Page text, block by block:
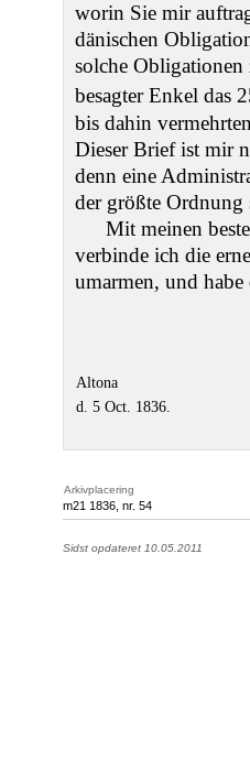
worin Sie mir
dänischen
solche
besagter Enkel das
bis dahin
Dieser Brief ist mir
denn eine
der größte Ordnung
Mit meinen
verbinde ich die
umarmen, und
Altona
d. 5 Oct. 1836.
Arkivplacering
m21 1836, nr. 54
Sidst opdateret 10.05.2011